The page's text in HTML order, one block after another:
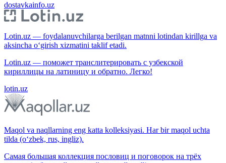
dostavkainfo.uz
Lotin.uz — foydalanuvchilarga berilgan matnni lotindan kirillga va
aksincha o‘girish xizmatini taklif etadi.
Lotin.uz — поможет транслитерировать с узбекской
кириллицы на латиницу и обратно. Легко!
lotin.uz
Maqol va naqllarning eng katta kolleksiyasi. Har bir maqol uchta
tilda (o‘zbek, rus, ingliz).
Самая большая коллекция пословиц и поговорок на трёх